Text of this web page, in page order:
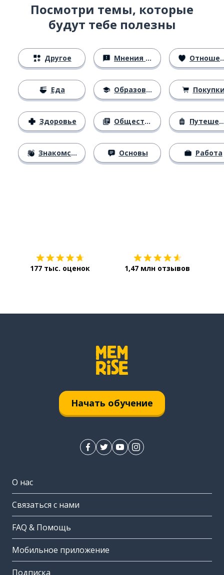
Посмотри темы, которые
будут тебе полезны
Другое
Еда
Здоровье
Знакомство
Мнения и убеждения
Образование
Общество
Основы
Отношения
Путешествия
Работа
177 тыс. оценок 1,47 млн отзывов
Начать обучение
О нас
Связаться с нами
FAQ & Помощь
Мобильное приложение
Подписка